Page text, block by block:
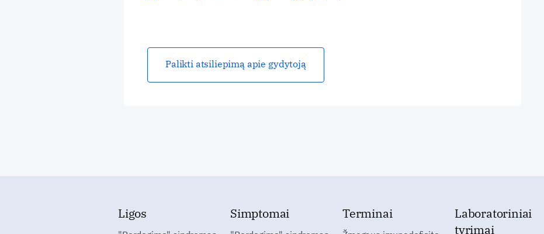
Palikti atsiliepimą apie gydytoją
Ligos Simptomai Terminai
Laboratoriniai
tyrimai